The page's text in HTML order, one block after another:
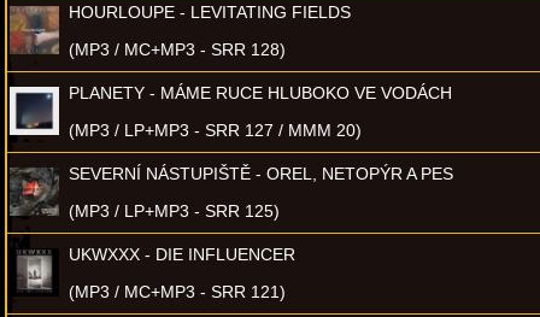
HOURLOUPE - LEVITATING FIELDS
(MP3 / MC+MP3 - SRR 128)
PLANETY - MÁME RUCE HLUBOKO VE VODÁCH
(MP3 / LP+MP3 - SRR 127 / MMM 20)
SEVERNÍ NÁSTUPIŠTĚ - OREL, NETOPÝR A PES
(MP3 / LP+MP3 - SRR 125)
UKWXXX - DIE INFLUENCER
(MP3 / MC+MP3 - SRR 121)